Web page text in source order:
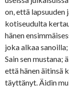
on, että lapsuuden
kotiseudulta
hänen
joka alkaa
Sain sen mustana;
että hänen äitinsä
täyttänyt. Äidin